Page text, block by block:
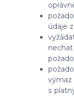
údaje
výmaz
s